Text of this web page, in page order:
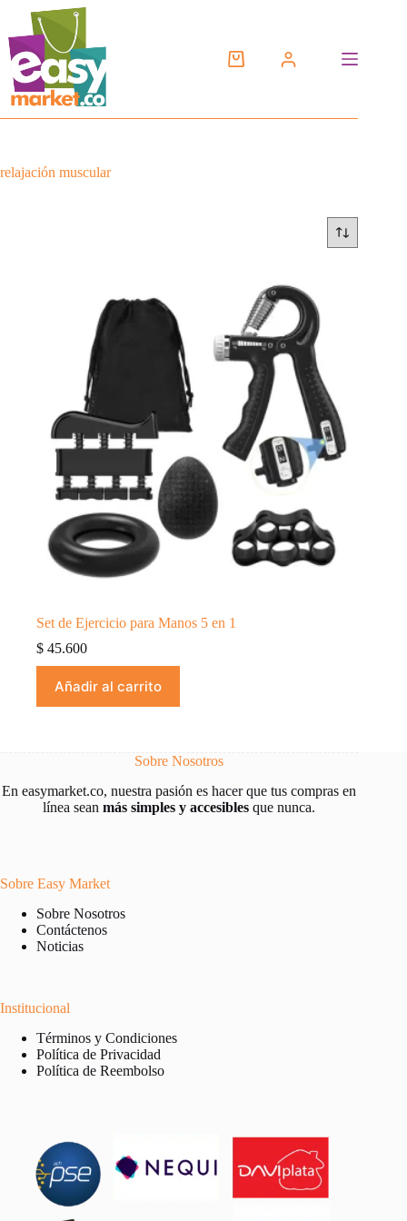
contenido
relajación muscular
Set de Ejercicio para Manos 5 en 1
$ 45.600
Añadir al carrito
Sobre Nosotros
En easymarket.co, nuestra pasión es hacer que tus compras en
línea seanmás simples y accesiblesque nunca.
Sobre Easy Market
Sobre Nosotros
Contáctenos
Noticias
Institucional
Términos y Condiciones
Política de Privacidad
Política de Reembolso